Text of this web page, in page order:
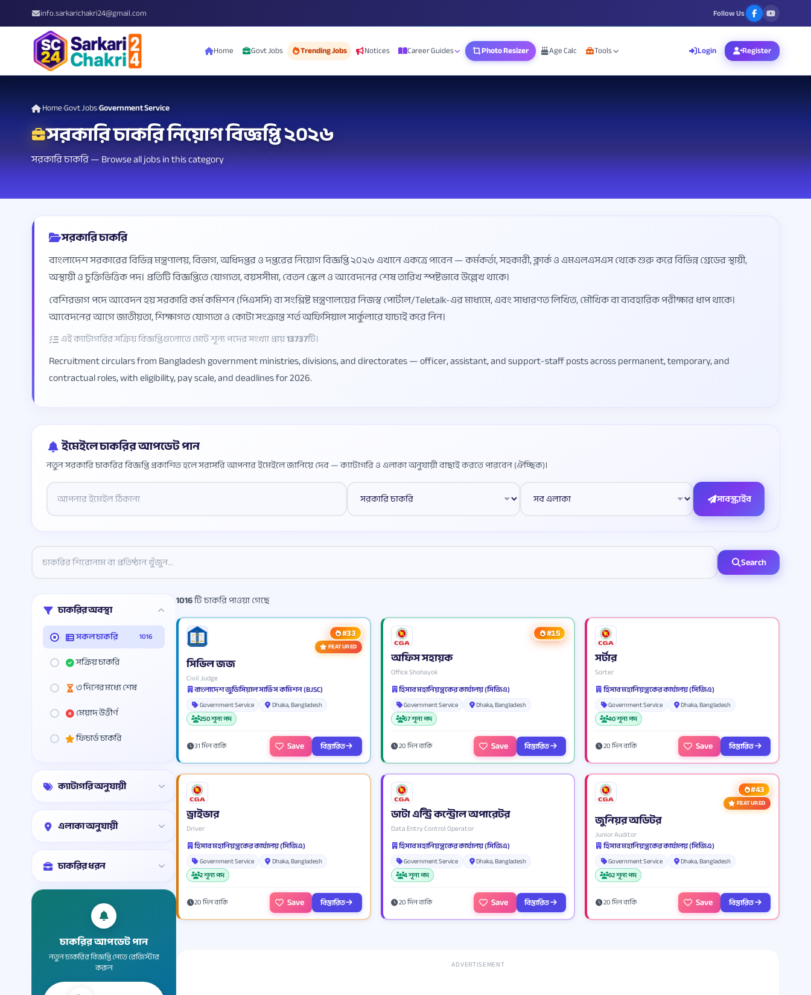
info.sarkarichakri24@gmail.com Follow Us
Home Govt Jobs Trending Jobs Notices Career Guides Photo Resizer Age Calc Tools Login Register
Home›Govt Jobs›Government Service
সরকারি চাকরি নিয়োগ বিজ্ঞপ্তি ২০২৬
সরকারি চাকরি — Browse all jobs in this category
সরকারি চাকরি
বাংলাদেশ সরকারের বিভিন্ন মন্ত্রণালয়, বিভাগ, অধিদপ্তর ও দপ্তরের নিয়োগ বিজ্ঞপ্তি ২০২৬ এখানে একত্রে পাবেন — কর্মকর্তা, সহকারী, ক্লার্ক ও এমএলএসএস থেকে শুরু করে বিভিন্ন গ্রেডের স্থায়ী,
অস্থায়ী ও চুক্তিভিত্তিক পদ। প্রতিটি বিজ্ঞপ্তিতে যোগ্যতা, বয়সসীমা, বেতন স্কেল ও আবেদনের শেষ তারিখ স্পষ্টভাবে উল্লেখ থাকে।
বেশিরভাগ পদে আবেদন হয় সরকারি কর্ম কমিশন (পিএসসি) বা সংশ্লিষ্ট মন্ত্রণালয়ের নিজস্ব পোর্টাল/Teletalk-এর মাধ্যমে, এবং সাধারণত লিখিত, মৌখিক বা ব্যবহারিক পরীক্ষার ধাপ থাকে।
আবেদনের আগে জাতীয়তা, শিক্ষাগত যোগ্যতা ও কোটা সংক্রান্ত শর্ত অফিসিয়াল সার্কুলারে যাচাই করে নিন।
এই ক্যাটাগরির সক্রিয় বিজ্ঞপ্তিগুলোতে মোট শূন্য পদের সংখ্যা প্রায়13737টি।
Recruitment circulars from Bangladesh government ministries, divisions, and directorates — officer, assistant, and support-staff posts across permanent, temporary, and
contractual roles, with eligibility, pay scale, and deadlines for 2026.
ইমেইলে চাকরির আপডেট পান
নতুন সরকারি চাকরির বিজ্ঞপ্তি প্রকাশিত হলে সরাসরি আপনার ইমেইলে জানিয়ে দেব — ক্যাটাগরি ও এলাকা অনুযায়ী বাছাই করতে পারবেন (ঐচ্ছিক)।
Website
সাবস্ক্রাইব
Search
চাকরির অবস্থা
সকল চাকরি 1016
সক্রিয় চাকরি
৩ দিনের মধ্যে শেষ
মেয়াদ উত্তীর্ণ
ফিচার্ড চাকরি
ক্যাটাগরি অনুযায়ী
এলাকা অনুযায়ী
চাকরির ধরন
চাকরির আপডেট পান
নতুন চাকরির বিজ্ঞপ্তি পেতে রেজিস্টার
করুন
1016টি চাকরি পাওয়া গেছে
#33
FEATURED
সিভিল জজ
Civil Judge
বাংলাদেশ জুডিসিয়াল সার্ভিস কমিশন (BJSC)
Government Service
Dhaka, Bangladesh
250 শূন্য পদ
31 দিন বাকি Save বিস্তারিত
#15
অফিস সহায়ক
Office Shohayok
হিসাব মহানিয়ন্ত্রকের কার্যালয় (সিজিএ)
Government Service
Dhaka, Bangladesh
57 শূন্য পদ
20 দিন বাকি Save বিস্তারিত
সর্টার
Sorter
হিসাব মহানিয়ন্ত্রকের কার্যালয় (সিজিএ)
Government Service
Dhaka, Bangladesh
40 শূন্য পদ
20 দিন বাকি Save বিস্তারিত
ড্রাইভার
Driver
হিসাব মহানিয়ন্ত্রকের কার্যালয় (সিজিএ)
Government Service
Dhaka, Bangladesh
2 শূন্য পদ
20 দিন বাকি Save বিস্তারিত
ডাটা এন্ট্রি কন্ট্রোল অপারেটর
Data Entry Control Operator
হিসাব মহানিয়ন্ত্রকের কার্যালয় (সিজিএ)
Government Service
Dhaka, Bangladesh
4 শূন্য পদ
20 দিন বাকি Save বিস্তারিত
#43
FEATURED
জুনিয়র অডিটর
Junior Auditor
হিসাব মহানিয়ন্ত্রকের কার্যালয় (সিজিএ)
Government Service
Dhaka, Bangladesh
92 শূন্য পদ
20 দিন বাকি Save বিস্তারিত
ADVERTISEMENT